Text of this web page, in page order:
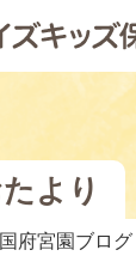
より
国府宮園ブログ